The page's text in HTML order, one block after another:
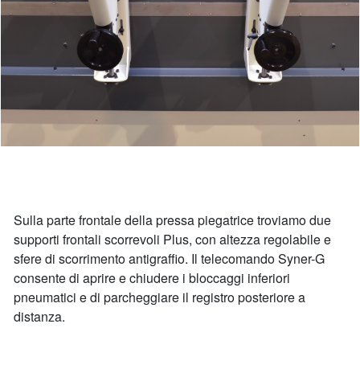
Sulla parte frontale della pressa piegatrice troviamo due
supporti frontali scorrevoli Plus, con altezza regolabile e
sfere di scorrimento antigraffio. Il telecomando Syner-G
consente di aprire e chiudere i bloccaggi inferiori
pneumatici e di parcheggiare il registro posteriore a
distanza.